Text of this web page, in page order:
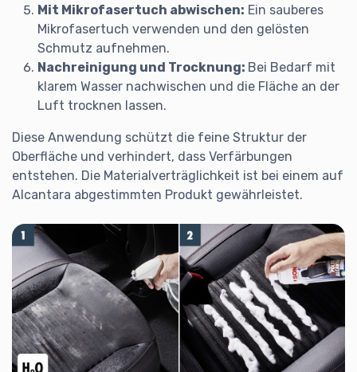
Mit Mikrofasertuch abwischen: Ein sauberes
Mikrofasertuch verwenden und den gelösten
Schmutz aufnehmen.
Nachreinigung und Trocknung: Bei Bedarf mit
klarem Wasser nachwischen und die Fläche an der
Luft trocknen lassen.
Diese Anwendung schützt die feine Struktur der
Oberfläche und verhindert, dass Verfärbungen
entstehen. Die Materialverträglichkeit ist bei einem auf
Alcantara abgestimmten Produkt gewährleistet.